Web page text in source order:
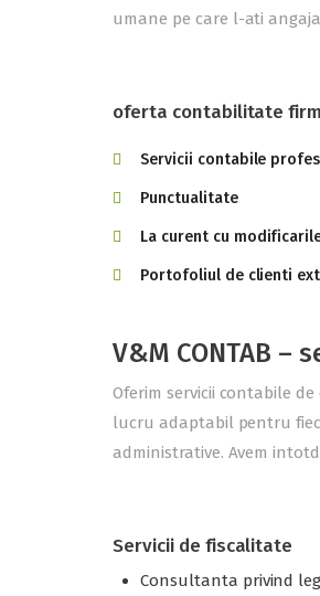
umane pe care l-ati
oferta contabilitate
Servicii contabile
Punctualitate
La curent cu
Portofoliul de clienti
V&M CONTAB –
Oferim servicii contabile
lucru adaptabil pentru
administrative. Avem
Servicii de fiscalitate
Consultanta privind